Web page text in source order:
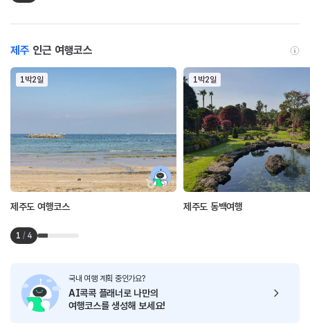
제주 인근 여행코스
1박2일
제주도 여행코스
1박2일
제주도 동백여행
1 / 4
국내 여행 계획 중인가요?
AI콕콕 플래너로 나만의
여행코스를 생성해 보세요!